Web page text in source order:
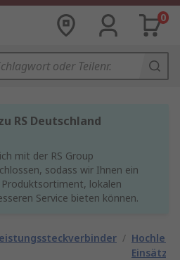
0
RS Deutschland
mit der RS Group
sodass wir Ihnen ein
lokalen
Service bieten können.
/
Einsätze